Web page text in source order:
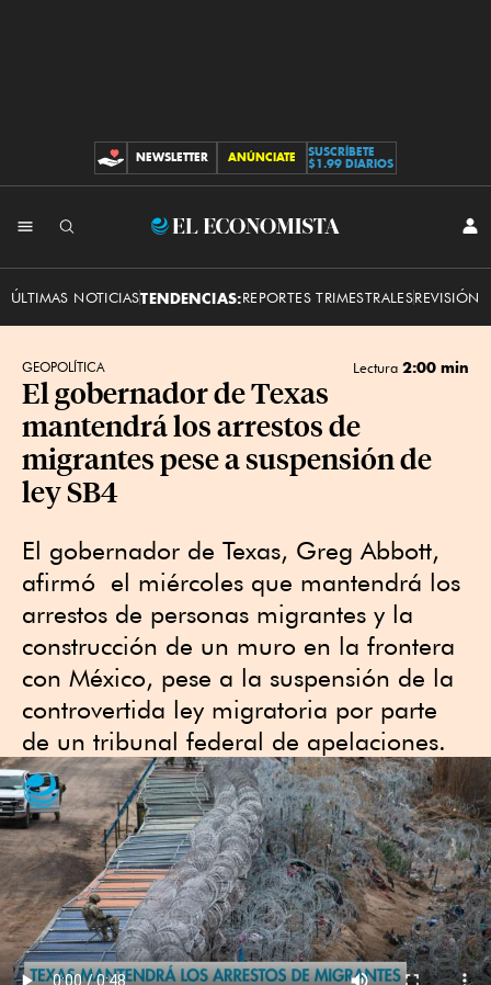
CONTRIBUCIONES
NEWSLETTER ANÚNCIATE
SUSCRÍBETE
$1.99 DIARIOS
El
ÚLTIMAS NOTICIASTENDENCIAS:REPORTES TRIMESTRALESREVISIÓN
GEOPOLÍTICA Lectura 2:00 min
El gobernador de Texas
mantendrá los arrestos de
migrantes pese a suspensión de
ley SB4
El gobernador de Texas, Greg Abbott,
afirmó el miércoles que mantendrá los
arrestos de personas migrantes y la
construcción de un muro en la frontera
con México, pese a la suspensión de la
controvertida ley migratoria por parte
de un tribunal federal de apelaciones.